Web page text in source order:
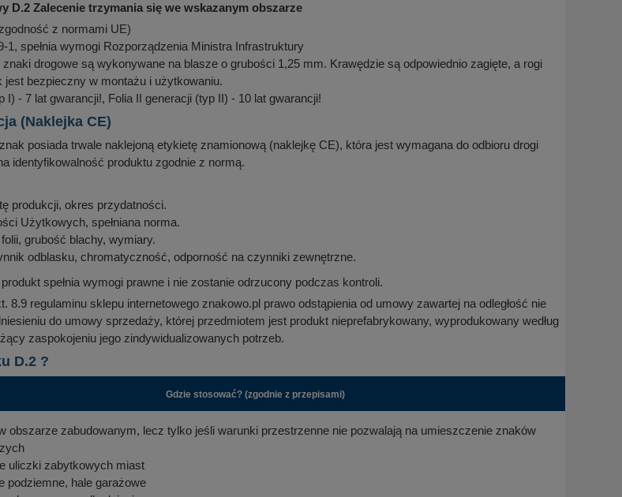
D.2 Zalecenie trzymania się we wskazanym obszarze
z normami UE)
1, spełnia wymogi Rozporządzenia Ministra Infrastruktury
znaki drogowe są wykonywane na blasze o grubości 1,25 mm. Krawędzie są odpowiednio zagięte, a rogi
bezpieczny w montażu i użytkowaniu.
I) - 7 lat gwarancji!, Folia II generacji (typ II) - 10 lat gwarancji!
(Naklejka CE)
posiada trwale naklejoną etykietę znamionową (naklejkę CE), która jest wymagana do odbioru drogi
identyfikowalność produktu zgodnie z normą.
produkcji, okres przydatności.
Użytkowych, spełniana norma.
grubość blachy, wymiary.
odblasku, chromatyczność, odporność na czynniki zewnętrzne.
spełnia wymogi prawne i nie zostanie odrzucony podczas kontroli.
8.9 regulaminu sklepu internetowego znakowo.pl prawo odstąpienia od umowy zawartej na odległość nie
do umowy sprzedaży, której przedmiotem jest produkt nieprefabrykowany, wyprodukowany według
zaspokojeniu jego zindywidualizowanych potrzeb.
D.2 ?
Gdzie stosować? (zgodnie z przepisami)
obszarze zabudowanym, lecz tylko jeśli warunki przestrzenne nie pozwalają na umieszczenie znaków
uliczki zabytkowych miast
podziemne, hale garażowe